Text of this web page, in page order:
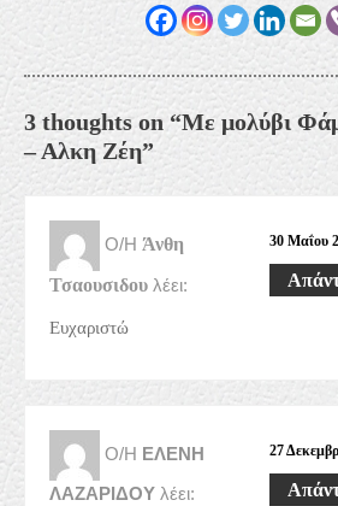
3 thoughts on “Με μολύβι
– Αλκη Ζέη”
Ο/Η Άνθη
Τσαουσιδου λέει:
30 Μαΐου
Ευχαριστώ
Ο/Η ΕΛΕΝΗ
ΛΑΖΑΡΙΔΟΥ λέει:
27